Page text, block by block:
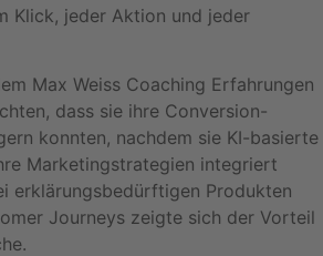
Klick, jeder Aktion und jeder
Max Weiss Coaching Erfahrungen
dass sie ihre Conversion-
konnten, nachdem sie KI-basierte
Marketingstrategien integriert
erklärungsbedürftigen Produkten
Journeys zeigte sich der Vorteil